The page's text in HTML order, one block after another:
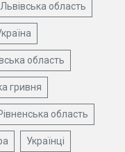
Львівська область
область
гривня
область
Українці